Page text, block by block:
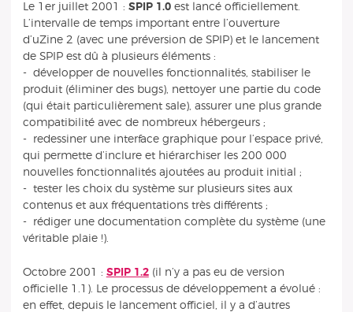
Le 1er juillet 2001 : SPIP 1.0est lancé officiellement.
L’intervalle de temps important entre l’ouverture
d’uZine 2 (avec une préversion de SPIP) et le lancement
de SPIP est dû à plusieurs éléments :
- développer de nouvelles fonctionnalités, stabiliser le
produit (éliminer des bugs), nettoyer une partie du code
(qui était particulièrement sale), assurer une plus grande
compatibilité avec de nombreux hébergeurs ;
- redessiner une interface graphique pour l’espace privé,
qui permette d’inclure et hiérarchiser les 200 000
nouvelles fonctionnalités ajoutées au produit initial ;
- tester les choix du système sur plusieurs sites aux
contenus et aux fréquentations très différents ;
- rédiger une documentation complète du système (une
véritable plaie !).
Octobre 2001 : SPIP 1.2(il n’y a pas eu de version
officielle 1.1). Le processus de développement a évolué :
en effet, depuis le lancement officiel, il y a d’autres